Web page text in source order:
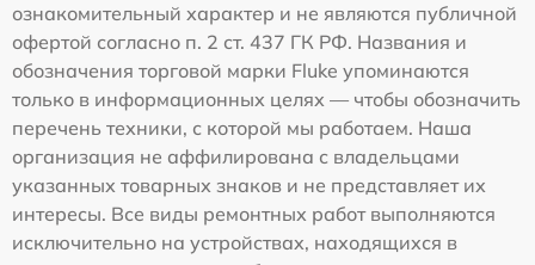
ознакомительный характер и не являются публичной
офертой согласно п. 2 ст. 437 ГК РФ. Названия и
обозначения торговой марки Fluke упоминаются
только в информационных целях — чтобы обозначить
перечень техники, с которой мы работаем. Наша
организация не аффилирована с владельцами
указанных товарных знаков и не представляет их
интересы. Все виды ремонтных работ выполняются
исключительно на устройствах, находящихся в